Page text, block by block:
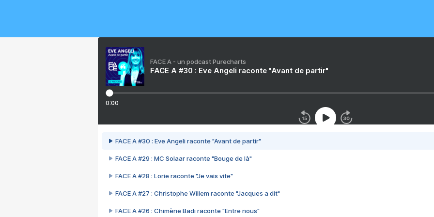
FACE A - un podcast Purecharts
FACE A #30 : Eve Angeli raconte "Avant de partir"
0:00
FACE A #30 : Eve Angeli raconte "Avant de partir"
FACE A #29 : MC Solaar raconte "Bouge de là"
FACE A #28 : Lorie raconte "Je vais vite"
FACE A #27 : Christophe Willem raconte "Jacques a dit"
FACE A #26 : Chimène Badi raconte "Entre nous"